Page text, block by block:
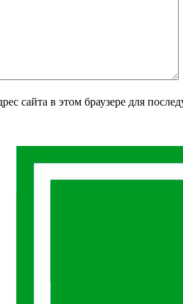
сайта в этом браузере для